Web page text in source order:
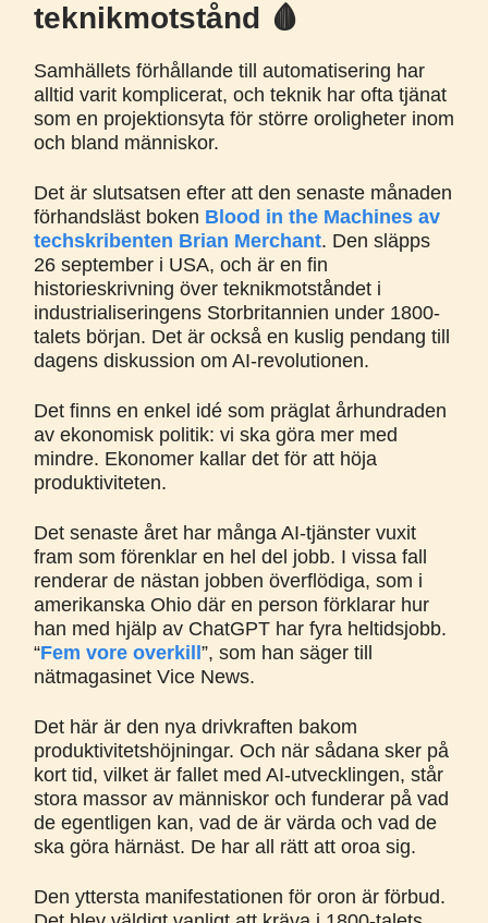
teknikmotstånd 🩸
Samhällets förhållande till automatisering har
alltid varit komplicerat, och teknik har ofta tjänat
som en projektionsyta för större oroligheter inom
och bland människor.
Det är slutsatsen efter att den senaste månaden
förhandsläst boken Blood in the Machines av
techskribenten Brian Merchant. Den släpps
26 september i USA, och är en fin
historieskrivning över teknikmotståndet i
industrialiseringens Storbritannien under 1800-
talets början. Det är också en kuslig pendang till
dagens diskussion om AI-revolutionen.
Det finns en enkel idé som präglat århundraden
av ekonomisk politik: vi ska göra mer med
mindre. Ekonomer kallar det för att höja
produktiviteten.
Det senaste året har många AI-tjänster vuxit
fram som förenklar en hel del jobb. I vissa fall
renderar de nästan jobben överflödiga, som i
amerikanska Ohio där en person förklarar hur
han med hjälp av ChatGPT har fyra heltidsjobb.
“Fem vore overkill ”, som han säger till
nätmagasinet Vice News.
Det här är den nya drivkraften bakom
produktivitetshöjningar. Och när sådana sker på
kort tid, vilket är fallet med AI-utvecklingen, står
stora massor av människor och funderar på vad
de egentligen kan, vad de är värda och vad de
ska göra härnäst. De har all rätt att oroa sig.
Den yttersta manifestationen för oron är förbud.